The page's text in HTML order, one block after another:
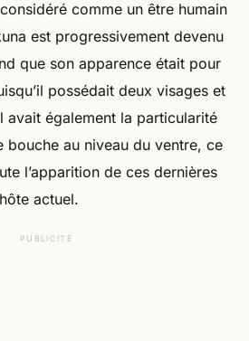
comme un être humain
est progressivement devenu
que son apparence était pour
possédait deux visages et
avait également la particularité
bouche au niveau du ventre, ce
l’apparition de ces dernières
actuel.
PUBLICITÉ